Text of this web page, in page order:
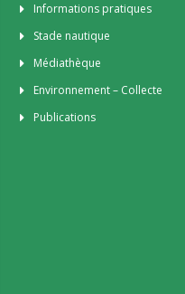
Informations pratiques
Stade nautique
Médiathèque
Environnement – Collecte
Publications